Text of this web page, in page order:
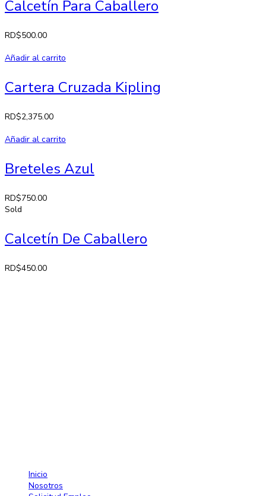
Calcetín Para Caballero
RD$500.00
Añadir al carrito
Cartera Cruzada Kipling
RD$2,375.00
Añadir al carrito
Breteles Azul
RD$750.00
Sold
Calcetín De Caballero
RD$450.00
Inicio
Nosotros